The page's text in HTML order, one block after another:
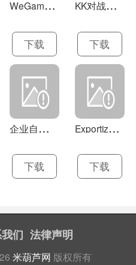
W
eGame(腾讯游戏平台TGP) 5.10.19.1000
下载
K
K对战平台 1.0.1
下载
企
业自助建站系统 9.0
下载
E
xportizer 9.0.8
下载
们 法律声明
米葫芦网 版权所有